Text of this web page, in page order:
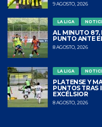
9 AGOSTO, 2026
LA LIGA
AL MINUTO 87,
PUNTO ANTE
8 AGOSTO, 2026
LA LIGA
PLATENSE Y
PUNTOS TRAS
EXCÉLSIOR
8 AGOSTO, 2026